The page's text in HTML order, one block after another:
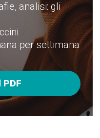
analisi: gli
per settimana